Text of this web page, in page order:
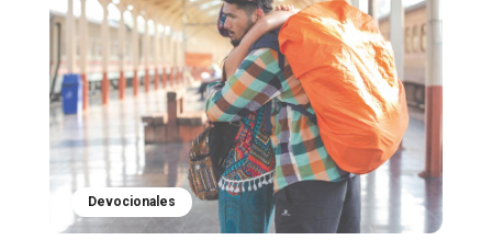
Devocionales